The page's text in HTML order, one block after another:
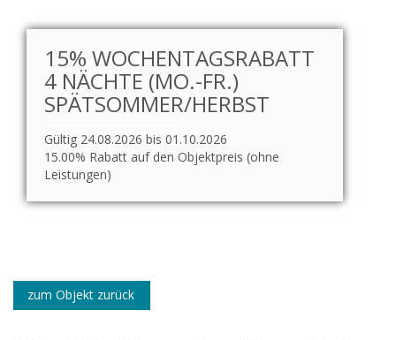
15% WOCHENTAGSRABATT
4 NÄCHTE (MO.-FR.)
SPÄTSOMMER/HERBST
Gültig 24.08.2026 bis 01.10.2026
15.00% Rabatt auf den Objektpreis (ohne
Leistungen)
zum Objekt zurück